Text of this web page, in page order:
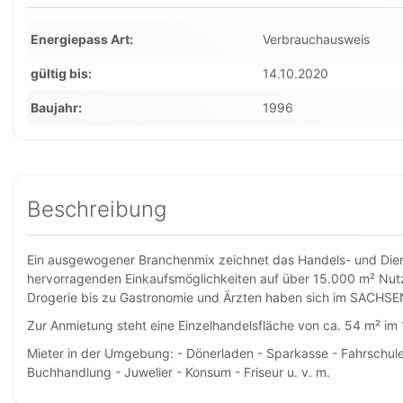
Energiepass Art Verbrauchausweis
gültig bis 14.10.2020
Baujahr 1996
Beschreibung
Ein ausgewogener Branchenmix zeichnet das Handels- und
hervorragenden Einkaufsmöglichkeiten auf über 15.000 m²
Drogerie bis zu Gastronomie und Ärzten haben sich im
Zur Anmietung steht eine Einzelhandelsfläche von ca. 54 m² im
Mieter in der Umgebung: - Dönerladen - Sparkasse -
Buchhandlung - Juwelier - Konsum - Friseur u. v. m.